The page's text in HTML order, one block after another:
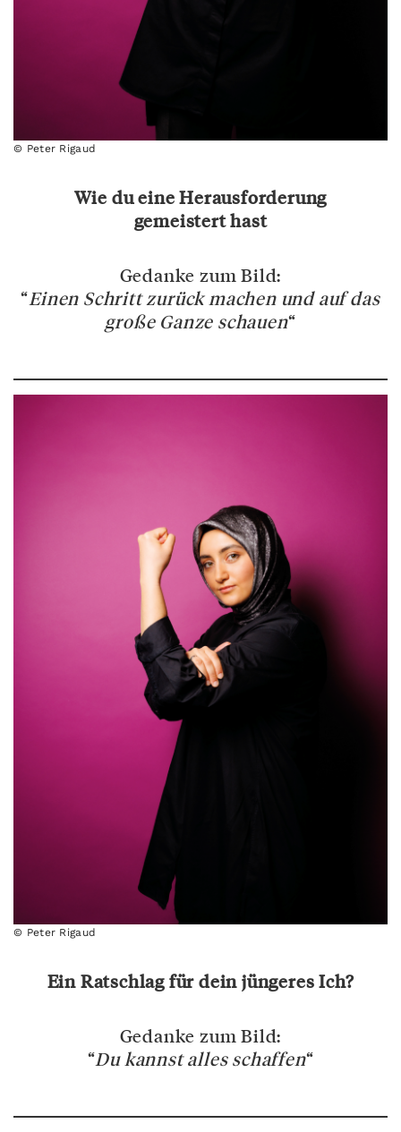
© Peter Rigaud
Wie du eine Herausforderung
gemeistert hast
Gedanke zum Bild:
“Einen Schritt zurück machen und auf das
große Ganze schauen“
© Peter Rigaud
Ein Ratschlag für dein jüngeres Ich?
Gedanke zum Bild:
“Du kannst alles schaffen“